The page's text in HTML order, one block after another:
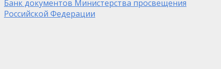
Банк документов Министерства просвещения
Российской Федерации